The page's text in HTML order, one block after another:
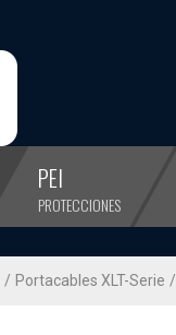
PEI
PROTECCIONES
/ Portacables XLT-Serie /